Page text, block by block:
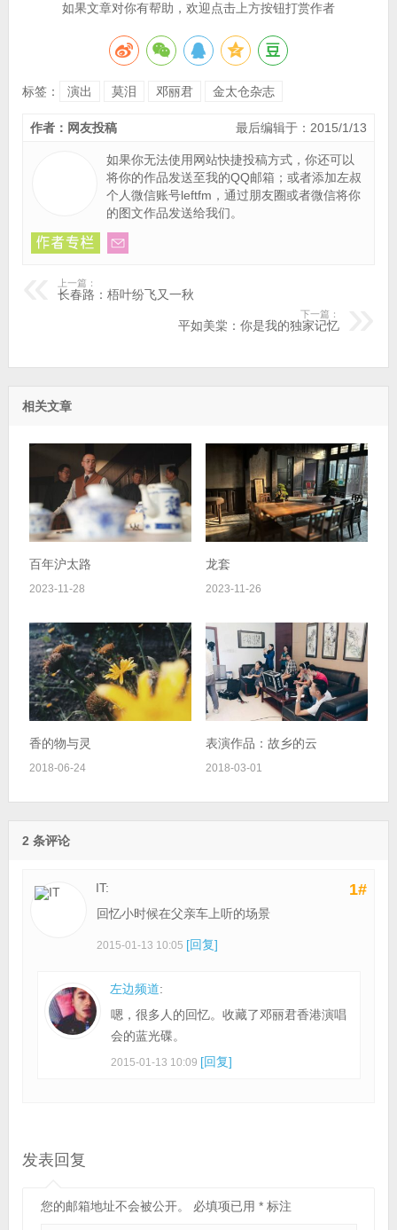
如果文章对你有帮助，欢迎点击上方按钮打赏作者
标签： 演出 莫泪 邓丽君 金太仓杂志
最后编辑于：2015/1/13
作者：网友投稿
如果你无法使用网站快捷投稿方式，你还可以
将你的作品发送至我的QQ邮箱 ；或者添加左叔
个人微信账号leftfm，通过朋友圈或者微信将你
的图文作品发送给我们。
上一篇：
长春路：梧叶纷飞又一秋
下一篇：
平如美棠：你是我的独家记忆
相关文章
百年沪太路
2023-11-28
龙套
2023-11-26
香的物与灵
2018-06-24
表演作品：故乡的云
2018-03-01
2 条评论
1#
IT:
回忆小时候在父亲车上听的场景
2015-01-13 10:05 [回复]
左边频道:
嗯，很多人的回忆。收藏了邓丽君香港演唱
会的蓝光碟。
2015-01-13 10:09 [回复]
发表回复
您的邮箱地址不会被公开。 必填项已用 *标注